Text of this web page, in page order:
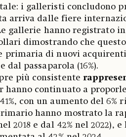
i galleristi concludono
arriva dalle fiere
gallerie hanno registrato
dimostrando che
primaria di nuovi
dal passaparola (16%).
più consistente
hanno continuato a
con un aumento del 6%
hanno mostrato la
2018 e dal 42% nel 2022),